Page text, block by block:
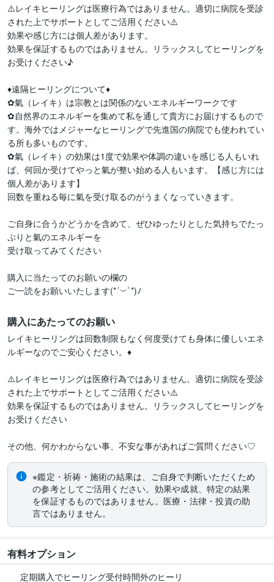
⚠️レイキヒーリングは医療行為ではありません。適切に病院を受診
された上でサポートとしてご活用ください⚠️
効果や感じ方には個人差があります。
効果を保証するものではありません。リラックスしてヒーリングを
お受けください♪
♦遠隔ヒーリングについて♦
✿氣（レイキ）は宗教とは関係のないエネルギーワークです
✿自然界のエネルギーを集めて私を通して貴方にお届けするもので
す。海外ではメジャーなヒーリングで先進国の病院でも使われてい
る所も多いものです。
✿氣（レイキ）の効果は1度で効果や体調の違いを感じる人もいれ
ば、何回か受けてやっと氣が整い始める人もいます。【感じ方には
個人差があります】
回数を重ねる毎に氣を受け取るのがうまくなっていきます。
ご自身に合うかどうかを含めて、ぜひゆったりとした気持ちでたっ
ぷりと氣のエネルギーを
受け取ってみてください
購入に当たってのお願いの欄の
ご一読をお願いいたします(*´︶`*)ﾉ
購入にあたってのお願い
レイキヒーリングは回数制限もなく何度受けても身体に優しいエネ
ルギーなのでご安心ください。♦
⚠️レイキヒーリングは医療行為ではありません。適切に病院を受診
された上でサポートとしてご活用ください⚠️
効果を保証するものではありません。リラックスしてヒーリングを
お受けください
その他、何かわからない事、不安な事があればご質問ください♡
※鑑定・祈祷・施術の結果は、ご自身で判断いただくため
の参考としてご活用ください。効果や成就、特定の結果
を保証するものではありません。医療・法律・投資の助
言ではありません。
有料オプション
定期購入でヒーリング受付時間外のヒーリ